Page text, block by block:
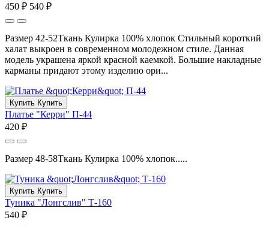
450 ₽ 540 ₽
Размер 42-52Ткань Кулирка 100% хлопок Стильный короткий
халат выкроен в современном молодежном стиле. Данная
модель украшена яркой красной каемкой. Большие накладные
карманы придают этому изделию ори...
Купить Купить
Платье "Керри" П-44
420 ₽
Размер 48-58Ткань Кулирка 100% хлопок.....
Купить Купить
Туника "Лонгслив" Т-160
540 ₽